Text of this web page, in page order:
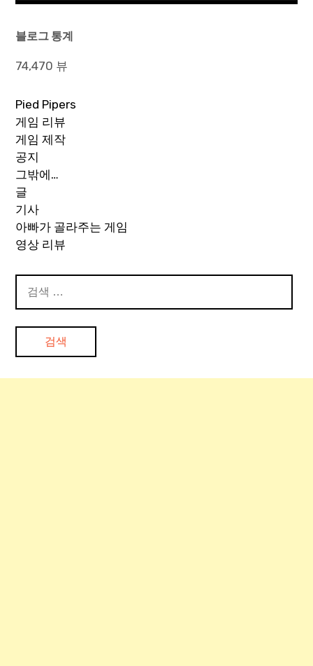
블로그 통계
74,470 뷰
Pied Pipers
게임 리뷰
게임 제작
공지
그밖에…
글
기사
아빠가 골라주는 게임
영상 리뷰
색: